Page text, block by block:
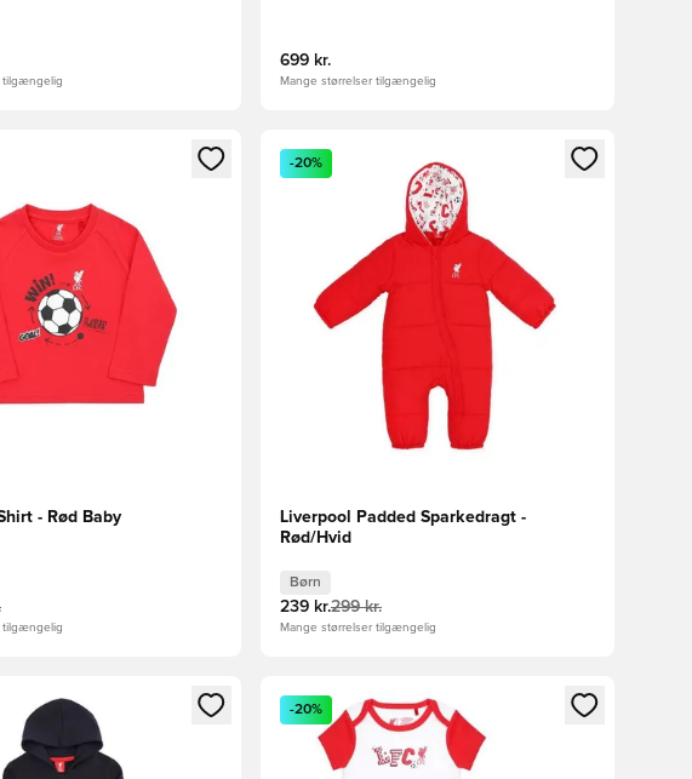
tilgængelig
699 kr.
Mange størrelser tilgængelig
til at logge ind eller tilmelde dig som medlem
- Rød Baby
tilgængelig
Åbner en Modal til at logge ind eller tilmelde dig
-20%
Liverpool Padded Sparkedragt -
Rød/Hvid
Børn
239 kr.299 kr.
Mange størrelser tilgængelig
til at logge ind eller tilmelde dig som medlemÅbner en Modal til at logge ind eller tilmelde dig
-20%